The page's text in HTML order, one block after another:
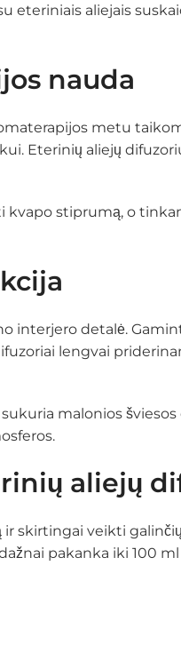
eteriniais aliejais
nauda
metu
Eterinių aliejų
kvapo stiprumą, o
interjero detalė.
lengvai
malonios šviesos
aliejų
skirtingai veikti
pakanka iki 100